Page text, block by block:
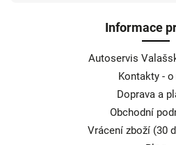
Informace
Autoservis
Kontakty - o
Doprava a
Obchodní
Vrácení zboží (30